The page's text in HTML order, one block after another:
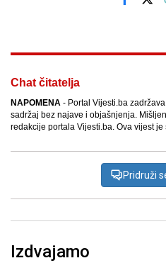
Chat čitatelja
NAPOMENA - Portal Vijesti.ba
sadržaj bez najave i objašnjenja.
redakcije portala Vijesti.ba. Ova vijest
Pridruži
Izdvajamo